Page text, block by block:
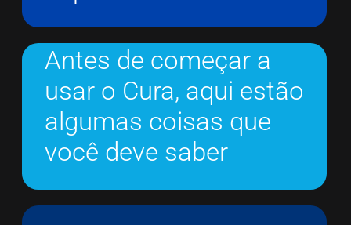
Antes de começar a
usar o Cura, aqui estão
algumas coisas que
você deve saber